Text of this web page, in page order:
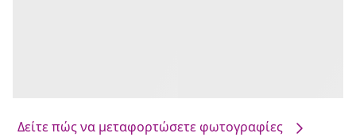
Δείτε πώς να μεταφορτώσετε φωτογραφίες